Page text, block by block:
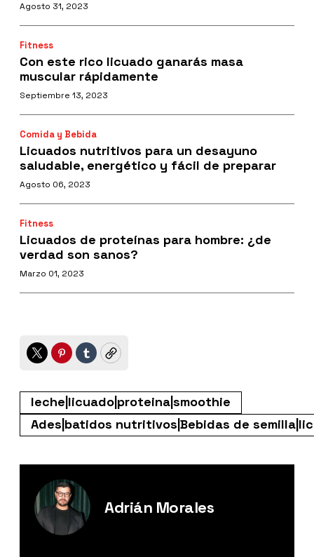
Agosto 31, 2023
Fitness
Con este rico licuado ganarás masa
muscular rápidamente
Septiembre 13, 2023
Comida y Bebida
Licuados nutritivos para un desayuno
saludable, energético y fácil de preparar
Agosto 06, 2023
Fitness
Licuados de proteínas para hombre: ¿de
verdad son sanos?
Marzo 01, 2023
TwitterPinterest
TumblrCopy
leche|licuado|proteina|smoothie
Ades|batidos nutritivos|Bebidas de
Adrián Morales